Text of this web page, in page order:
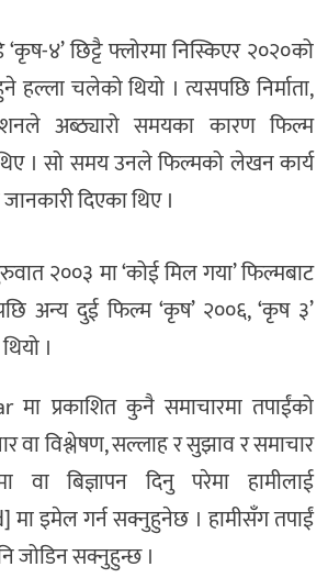
४’ छिट्टै फ्लोरमा निस्किएर २०२०को
हल्ला चलेको थियो । त्यसपछि निर्माता,
अब्ठ्यारो समयका कारण फिल्म
। सो समय उनले फिल्मको लेखन कार्य
दिएका थिए ।
२००३ मा ‘कोई मिल गया’ फिल्मबाट
अन्य दुई फिल्म ‘कृष’ २००६, ‘कृष ३’
।
मा प्रकाशित कुनै समाचारमा तपाईंको
वा विश्लेषण, सल्लाह र सुझाव र समाचार
वा बिज्ञापन दिनु परेमा हामीलाई
इमेल गर्न सक्नुहुनेछ । हामीसँग तपाईं
जोडिन सक्नुहुन्छ ।